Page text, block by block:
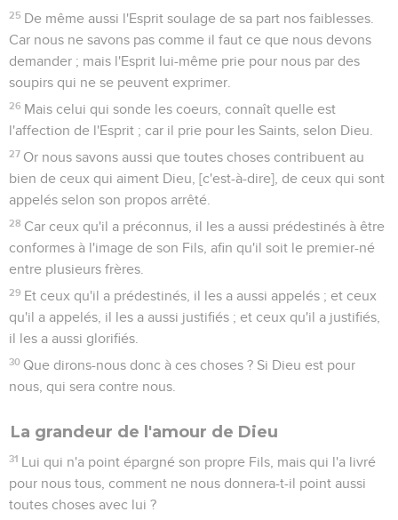
25 De même aussi l'Esprit soulage de sa part nos faiblesses.
Car nous ne savons pas comme il faut ce que nous devons
demander ; mais l'Esprit lui-même prie pour nous par des
soupirs qui ne se peuvent exprimer.
26 Mais celui qui sonde les coeurs, connaît quelle est
l'affection de l'Esprit ; car il prie pour les Saints, selon Dieu.
27 Or nous savons aussi que toutes choses contribuent au
bien de ceux qui aiment Dieu, [c'est-à-dire], de ceux qui sont
appelés selon son propos arrêté.
28 Car ceux qu'il a préconnus, il les a aussi prédestinés à être
conformes à l'image de son Fils, afin qu'il soit le premier-né
entre plusieurs frères.
29 Et ceux qu'il a prédestinés, il les a aussi appelés ; et ceux
qu'il a appelés, il les a aussi justifiés ; et ceux qu'il a justifiés,
il les a aussi glorifiés.
30 Que dirons-nous donc à ces choses ? Si Dieu est pour
nous, qui sera contre nous.
La grandeur de l'amour de Dieu
31 Lui qui n'a point épargné son propre Fils, mais qui l'a livré
pour nous tous, comment ne nous donnera-t-il point aussi
toutes choses avec lui ?